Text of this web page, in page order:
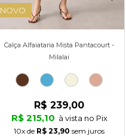
NOVO
Calça Alfaiataria Mista Pantacourt -
Milalai
R$ 239,00
R$ 215,10 à vista no Pix
10x de R$ 23,90 sem juros